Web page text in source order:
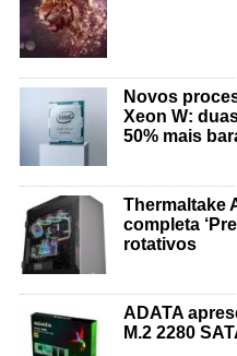
Novos
Xeon W:
50% mais
Thermaltake
completa
rotativos
ADATA
M.2 2280